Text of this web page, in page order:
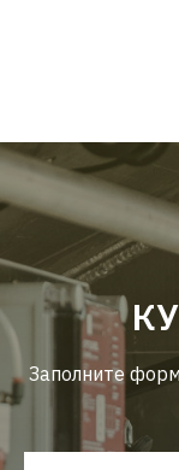
Заполните